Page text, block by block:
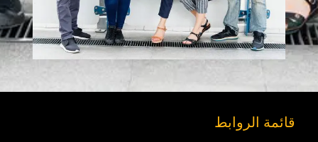
قائمة الروابط